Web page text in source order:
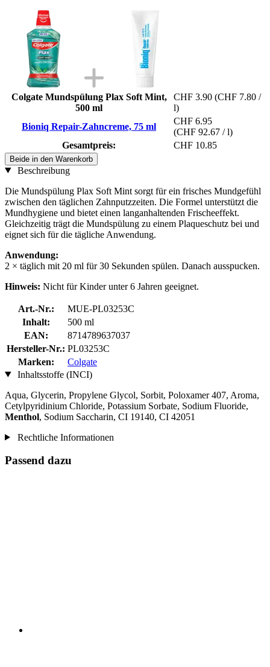
Colgate Mundspülung Plax Soft Mint,
500 ml
CHF 3.90 (CHF 7.80 /
l)
Bioniq Repair-Zahncreme, 75 ml
CHF 6.95
(CHF 92.67 / l)
Gesamtpreis:
CHF 10.85
Beide in den Warenkorb
Beschreibung
Die Mundspülung Plax Soft Mint sorgt für ein frisches Mundgefühl
zwischen den täglichen Zahnputzzeiten. Die Formel unterstützt die
Mundhygiene und bietet einen langanhaltenden Frischeeffekt.
Gleichzeitig trägt die Mundspülung zu einem Plaqueschutz bei und
eignet sich für die tägliche Anwendung.
Anwendung:
2 × täglich mit 20 ml für 30 Sekunden spülen. Danach ausspucken.
Hinweis: Nicht für Kinder unter 6 Jahren geeignet.
Art.-Nr.:
MUE-PL03253C
Inhalt:
500 ml
EAN:
8714789637037
Hersteller-Nr.: PL03253C
Marken:
Colgate
Inhaltsstoffe (INCI)
Aqua, Glycerin, Propylene Glycol, Sorbit, Poloxamer 407, Aroma,
Cetylpyridinium Chloride, Potassium Sorbate, Sodium Fluoride,
Menthol, Sodium Saccharin, CI 19140, CI 42051
Rechtliche Informationen
Passend dazu